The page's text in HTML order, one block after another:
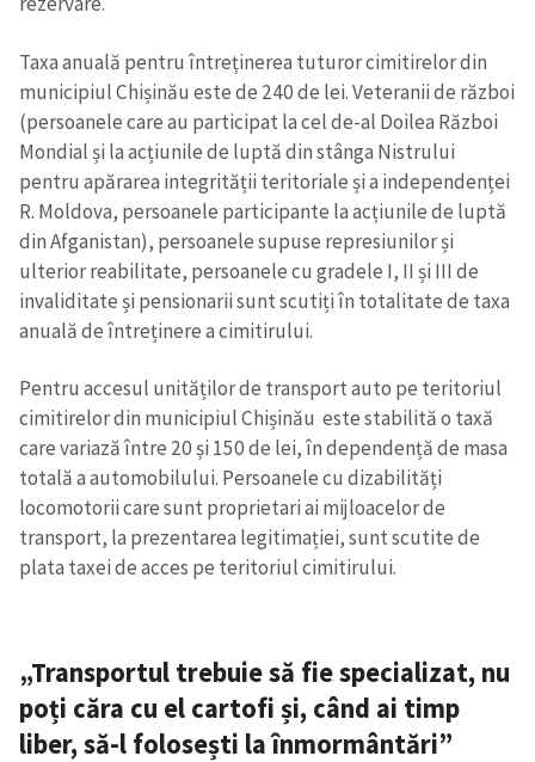
Taxa anuală pentru întreținerea tuturor cimitirelor din
municipiul Chișinău este de 240 de lei. Veteranii de război
(persoanele care au participat la cel de-al Doilea Război
Mondial și la acțiunile de luptă din stânga Nistrului
pentru apărarea integrității teritoriale și a independenței
R. Moldova, persoanele participante la acțiunile de luptă
din Afganistan), persoanele supuse represiunilor și
ulterior reabilitate, persoanele cu gradele I, II și III de
invaliditate și pensionarii sunt scutiți în totalitate de taxa
anuală de întreținere a cimitirului.
Pentru accesul unităților de transport auto pe teritoriul
cimitirelor din municipiul Chișinău este stabilită o taxă
care variază între 20 și 150 de lei, în dependență de masa
totală a automobilului. Persoanele cu dizabilități
locomotorii care sunt proprietari ai mijloacelor de
transport, la prezentarea legitimației, sunt scutite de
plata taxei de acces pe teritoriul cimitirului.
„Transportul trebuie să fie specializat, nu
poți căra cu el cartofi și, când ai timp
liber, să-l folosești la înmormântări”
CONTACT SURSĂ
Sursă anonimă
Nume+ Numele meu
Email+ Emailul meu
Telefon
+ Telefon personal
Am citit și sunt de
confidențialitate.
TRIMITE ȘTIREA